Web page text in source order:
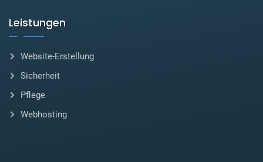
Leistungen
Website-Erstellung
Sicherheit
Pflege
Webhosting